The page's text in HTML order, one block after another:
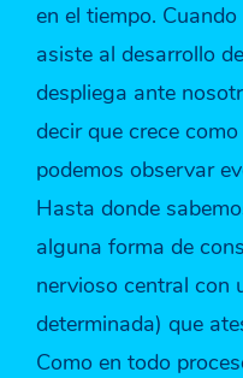
en el tiempo.
asiste al desarrollo
despliega ante
decir que crece
podemos observar
Hasta donde
alguna forma de
nervioso central con
determinada) que
Como en todo